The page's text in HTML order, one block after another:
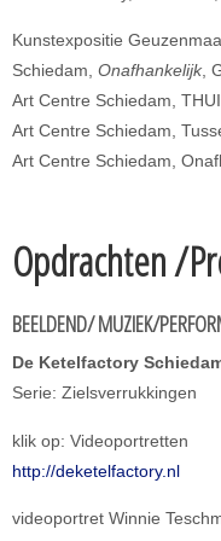
Kunstexpositie
Schiedam, Onafhankelijk,
Art Centre Schiedam,
Art Centre Schiedam,
Art Centre Schiedam,
Opdrachten /
BEELDEND/ MUZIEK/
De Ketelfactory
Serie: Zielsverrukkingen
klik op: Videoportretten
http://deketelfactory.nl
videoportret Winnie